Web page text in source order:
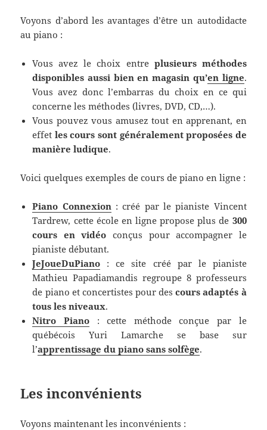
Voyons d’abord les avantages d’être un autodidacte
au piano :
Vous avez le choix entre plusieurs méthodes
disponibles aussi bien en magasin qu’en ligne.
Vous avez donc l’embarras du choix en ce qui
concerne les méthodes (livres, DVD, CD,…).
Vous pouvez vous amusez tout en apprenant, en
effet les cours sont généralement proposées de
manière ludique.
Voici quelques exemples de cours de piano en ligne :
Piano Connexion: créé par le pianiste Vincent
Tardrew, cette école en ligne propose plus de 300
cours en vidéo conçus pour accompagner le
pianiste débutant.
JeJoueDuPiano : ce site créé par le pianiste
Mathieu Papadiamandis regroupe 8 professeurs
de piano et concertistes pour descours adaptés à
tous les niveaux.
Nitro Piano : cette méthode conçue par le
québécois Yuri Lamarche se base sur
l’apprentissage du piano sans solfège.
Les inconvénients
Voyons maintenant les inconvénients :